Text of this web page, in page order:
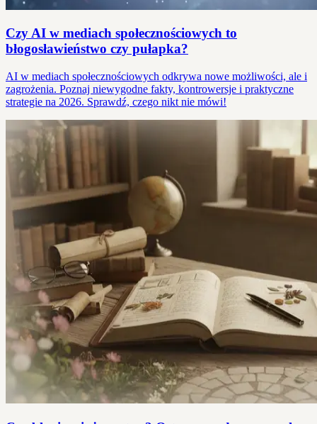
Czy AI w mediach społecznościowych to
błogosławieństwo czy pułapka?
AI w mediach społecznościowych odkrywa nowe możliwości, ale i
zagrożenia. Poznaj niewygodne fakty, kontrowersje i praktyczne
strategie na 2026. Sprawdź, czego nikt nie mówi!